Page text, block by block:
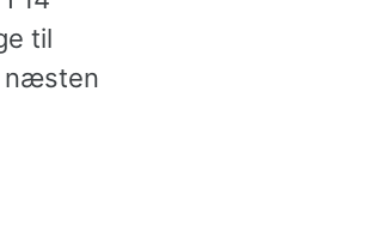
til
næsten